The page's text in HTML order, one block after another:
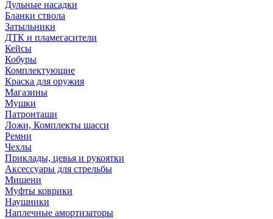
Дульные насадки
Бланки ствола
Затыльники
ДТК и пламегасители
Кейсы
Кобуры
Комплектующие
Краска для оружия
Магазины
Мушки
Патронташи
Ложи, Комплекты шасси
Ремни
Чехлы
Приклады, цевья и рукоятки
Аксессуары для стрельбы
Мишени
Муфты коврики
Наушники
Наплечные амортизаторы